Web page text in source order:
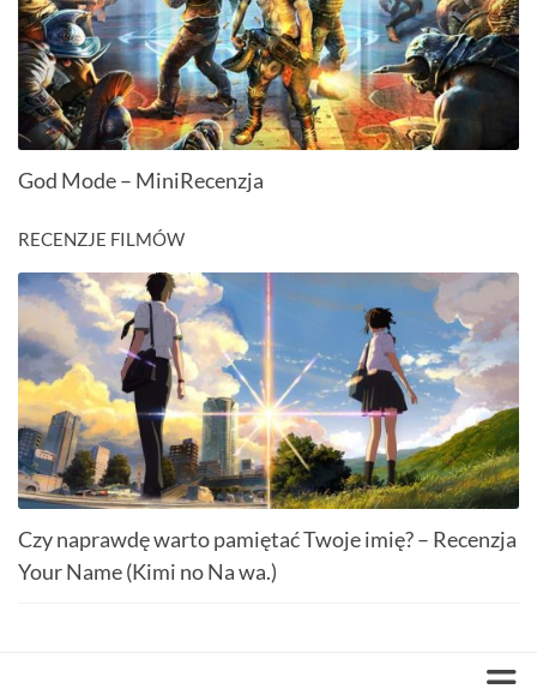
God Mode – MiniRecenzja
RECENZJE FILMÓW
Czy naprawdę warto pamiętać Twoje imię? – Recenzja
Your Name (Kimi no Na wa.)